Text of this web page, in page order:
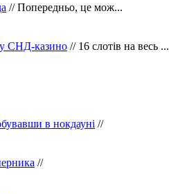
// Попередньо, це мож...
у СНД-казино // 16 слотів на весь ...
в нокдауні //
//